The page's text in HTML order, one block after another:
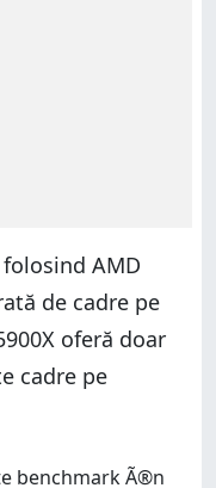
AMD
de cadre pe
oferă doar
cadre pe